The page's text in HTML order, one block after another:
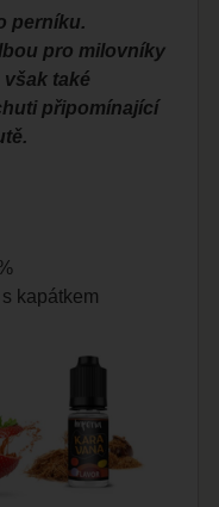
perníku.
pro milovníky
také
připomínající
kapátkem